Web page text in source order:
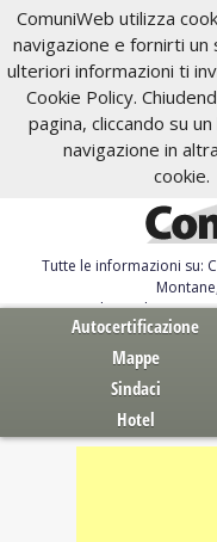
ComuniWeb utilizza
navigazione e fornirti
ulteriori informazioni ti
Cookie Policy.
pagina, cliccando su
navigazione in
cookie.
Tutte le informazioni su:
Servizi al Cittadino.
Autocertificazione
Mappe
Sindaci
Hotel